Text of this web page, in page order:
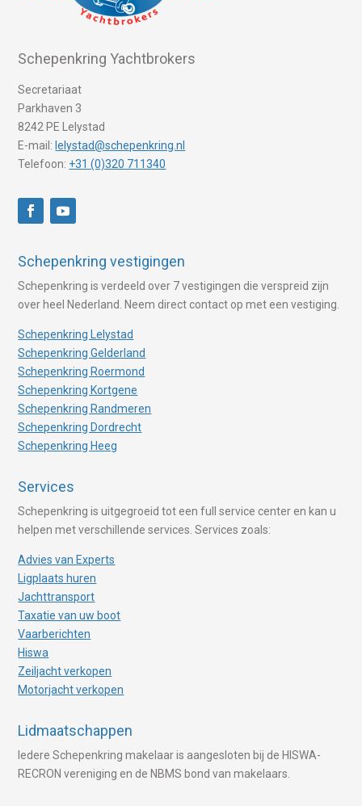
Schepenkring Yachtbrokers
Secretariaat
Parkhaven 3
8242 PE Lelystad
E-mail: lelystad@schepenkring.nl
Telefoon: +31 (0)320 711340
Schepenkring vestigingen
Schepenkring is verdeeld over 7 vestigingen die verspreid zijn
over heel Nederland. Neem direct contact op met een vestiging.
Schepenkring Lelystad
Schepenkring Gelderland
Schepenkring Roermond
Schepenkring Kortgene
Schepenkring Randmeren
Schepenkring Dordrecht
Schepenkring Heeg
Services
Schepenkring is uitgegroeid tot een full service center en kan u
helpen met verschillende services. Services zoals:
Advies van Experts
Ligplaats huren
Jachttransport
Taxatie van uw boot
Vaarberichten
Hiswa
Zeiljacht verkopen
Motorjacht verkopen
Lidmaatschappen
Iedere Schepenkring makelaar is aangesloten bij de HISWA-
RECRON vereniging en de NBMS bond van makelaars.